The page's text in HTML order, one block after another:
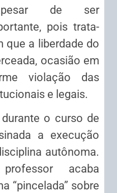
apesar de ser
pois trata-
que a liberdade do
ocasião em
violação das
e legais.
o curso de
a execução
autônoma.
acaba
“pincelada” sobre